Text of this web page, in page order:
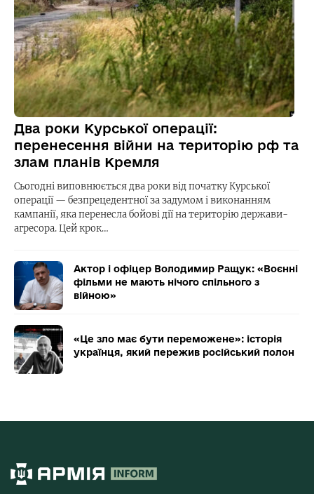
Два роки Курської операції:
перенесення війни на територію рф та
злам планів Кремля
Сьогодні виповнюється два роки від початку Курської
операції — безпрецедентної за задумом і виконанням
кампанії, яка перенесла бойові дії на територію держави-
агресора. Цей крок…
Актор і офіцер Володимир Ращук: «Воєнні
фільми не мають нічого спільного з
війною»
«Це зло має бути переможене»: історія
українця, який пережив російський полон